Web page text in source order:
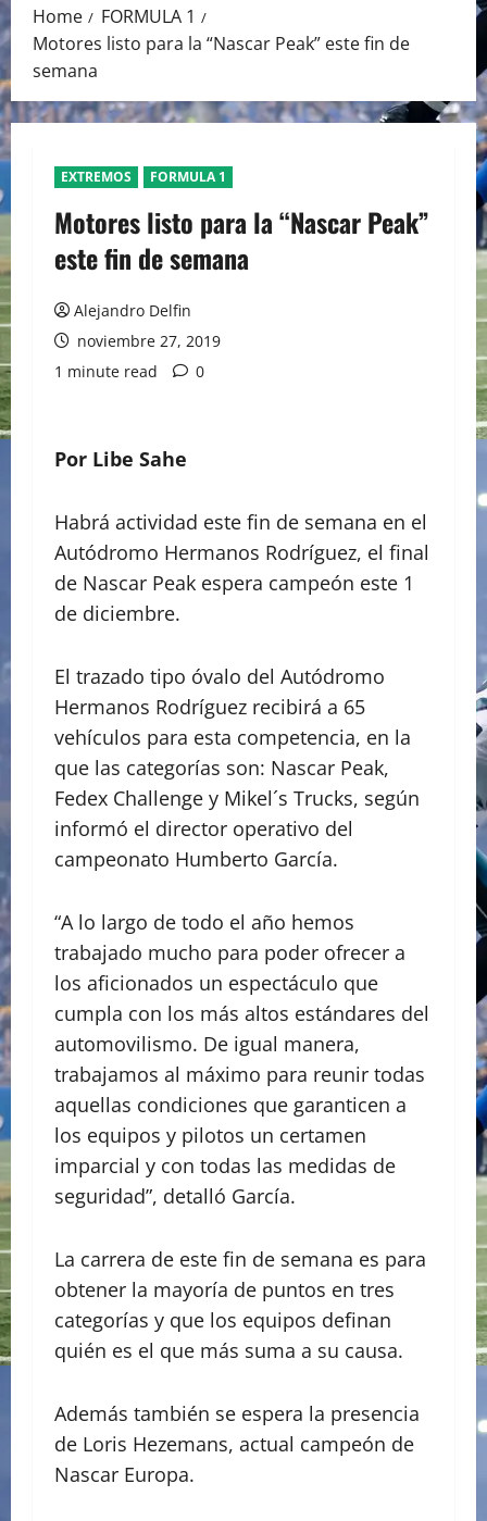
Home
FORMULA 1
Motores listo para la “Nascar Peak” este fin de
semana
EXTREMOS FORMULA 1
Motores listo para la “Nascar Peak”
este fin de semana
Alejandro Delfin
noviembre 27, 2019
1 minute read
0
Por Libe Sahe
Habrá actividad este fin de semana en el
Autódromo Hermanos Rodríguez, el final
de Nascar Peak espera campeón este 1
de diciembre.
El trazado tipo óvalo del Autódromo
Hermanos Rodríguez recibirá a 65
vehículos para esta competencia, en la
que las categorías son: Nascar Peak,
Fedex Challenge y Mikel´s Trucks, según
informó el director operativo del
campeonato Humberto García.
“A lo largo de todo el año hemos
trabajado mucho para poder ofrecer a
los aficionados un espectáculo que
cumpla con los más altos estándares del
automovilismo. De igual manera,
trabajamos al máximo para reunir todas
aquellas condiciones que garanticen a
los equipos y pilotos un certamen
imparcial y con todas las medidas de
seguridad”, detalló García.
La carrera de este fin de semana es para
obtener la mayoría de puntos en tres
categorías y que los equipos definan
quién es el que más suma a su causa.
Además también se espera la presencia
de Loris Hezemans, actual campeón de
Nascar Europa.